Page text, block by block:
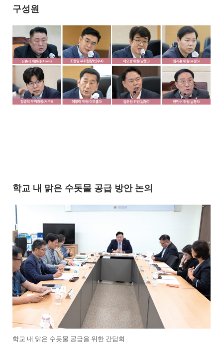
구성원
학교 내 맑은 수돗물 공급 방안 논의
학교 내 맑은 수돗물 공급을 위한 간담회